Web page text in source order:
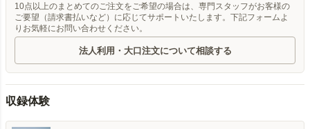
10点以上のまとめてのご注文をご希望の場合は、専門スタッフがお客様の
ご要望（請求書払いなど）に応じてサポートいたします。下記フォームよ
りお気軽にお問い合わせください。
法人利用・大口注文について相談する
収録体験